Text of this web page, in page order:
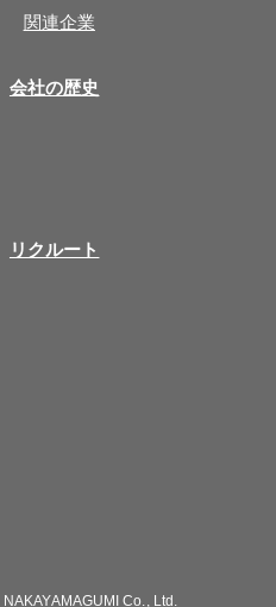
関連企業
会社の歴史
リクルート
NAKAYAMAGUMI Co., Ltd.